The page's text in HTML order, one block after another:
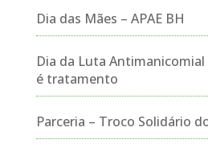
Dia das Mães – APAE BH
Dia da Luta
é tratamento
Parceria – Troco Solidário